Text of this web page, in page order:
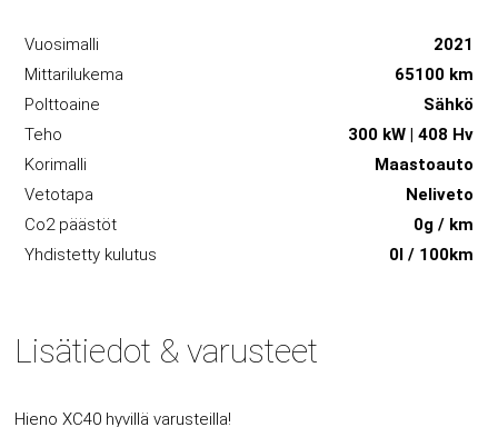
Vuosimalli
2021
Mittarilukema
65100 km
Polttoaine
Sähkö
Teho
300 kW | 408 Hv
Korimalli
Maastoauto
Vetotapa
Neliveto
Co2 päästöt
0g / km
Yhdistetty kulutus
0l / 100km
Lisätiedot & varusteet
Hieno XC40 hyvillä varusteilla!